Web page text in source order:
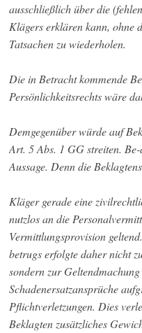
ausschließlich über die
Klägers erklären kann, ohne
Tatsachen zu wiederholen.
Die in Betracht kommende
Persönlichkeitsrechts wäre
Demgegenüber würde auf
Art. 5 Abs. 1 GG streiten.
Aussage. Denn die
Kläger gerade eine
nutzlos an die
Vermittlungsprovision
betrugs erfolgte daher nicht
sondern zur
Schadenersatzansprüche
Pflichtverletzungen. Dies
Beklagten zusätzliches